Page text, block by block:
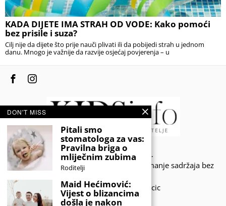
KADA DIJETE IMA STRAH OD VODE: Kako pomoći
bez prisile i suza?
Cilj nije da dijete što prije nauči plivati ili da pobijedi strah u jednom
danu. Mnogo je važnije da razvije osjećaj povjerenja – u
© 2020 - KIDSINFO.BA.
Sva prava zadržana. Zabranjeno preuzimanje sadržaja bez
Developed by Amar SIjercic
DON'T MISS
Pitali smo
stomatologa za vas:
Pravilna briga o
mliječnim zubima
Roditelji
Maid Hećimović:
Vijest o blizancima
došla je nakon